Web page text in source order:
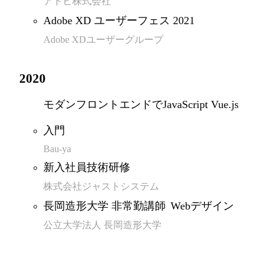
Adobe XD ユーザーフェス 2021
Adobe XDユーザーグループ
2020
モダンフロントエンドでJavaScript Vue.js
入門
Bau-ya
新入社員技術研修
株式会社ジャストシステム
長岡造形大学 非常勤講師 Webデザイン
公立大学法人 長岡造形大学